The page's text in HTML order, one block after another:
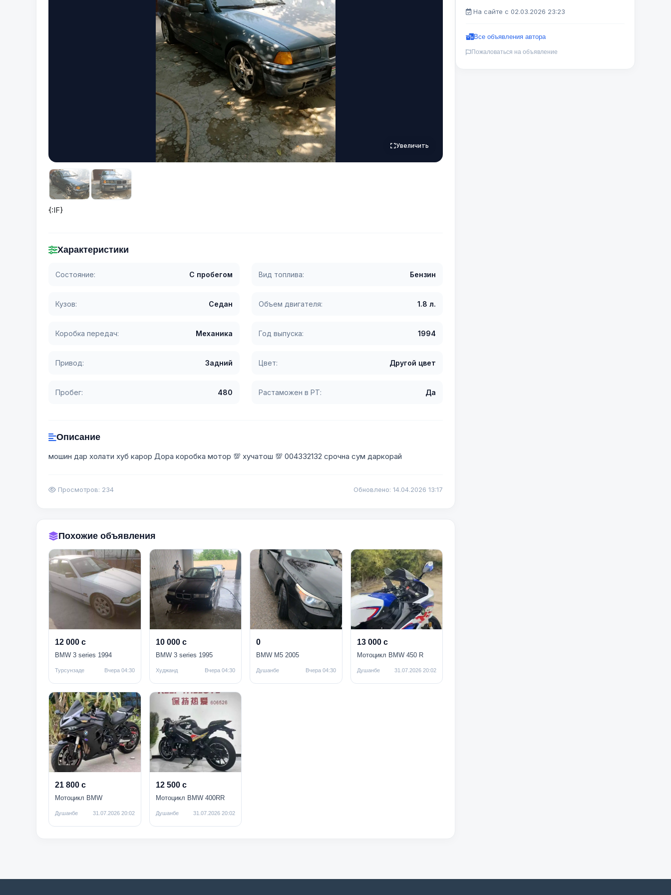
Увеличить
{:IF}
Характеристики
Состояние: С пробегом Вид топлива: Бензин
Кузов: Седан Объем двигателя: 1.8 л.
Коробка передач: Механика Год выпуска: 1994
Привод: Задний Цвет: Другой цвет
Пробег: 480 Растаможен в РТ: Да
Описание
мошин дар холати хуб карор Дора коробка мотор 💯 хучатош 💯 004332132 срочна сум даркорай
Просмотров: 234 Обновлено: 14.04.2026 13:17
Похожие объявления
12 000 с
BMW 3 series 1994
Турсунзаде Вчера 04:30
10 000 с
BMW 3 series 1995
Худжанд Вчера 04:30
0
BMW M5 2005
Душанбе Вчера 04:30
13 000 с
Мотоцикл BMW 450 R
Душанбе 31.07.2026 20:02
21 800 с
Мотоцикл BMW
Душанбе 31.07.2026 20:02
12 500 с
Мотоцикл BMW 400RR
Душанбе 31.07.2026 20:02
На сайте с 02.03.2026 23:23
Все объявления автора
Пожаловаться на объявление